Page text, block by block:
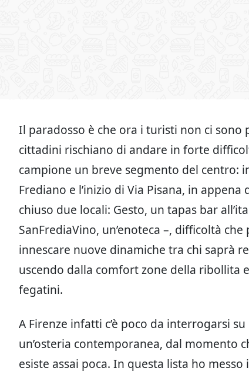
Il paradosso è che ora i turisti non ci
cittadini rischiano di andare in forte
campione un breve segmento del centro:
Frediano e l’inizio di Via Pisana, in
chiuso due locali: Gesto, un tapas bar
SanFrediaVino, un’enoteca –, difficoltà
innescare nuove dinamiche tra chi saprà
uscendo dalla comfort zone della ribollita
fegatini.
A Firenze infatti c’è poco da interrogarsi
un’osteria contemporanea, dal momento
esiste assai poca. In questa lista ho